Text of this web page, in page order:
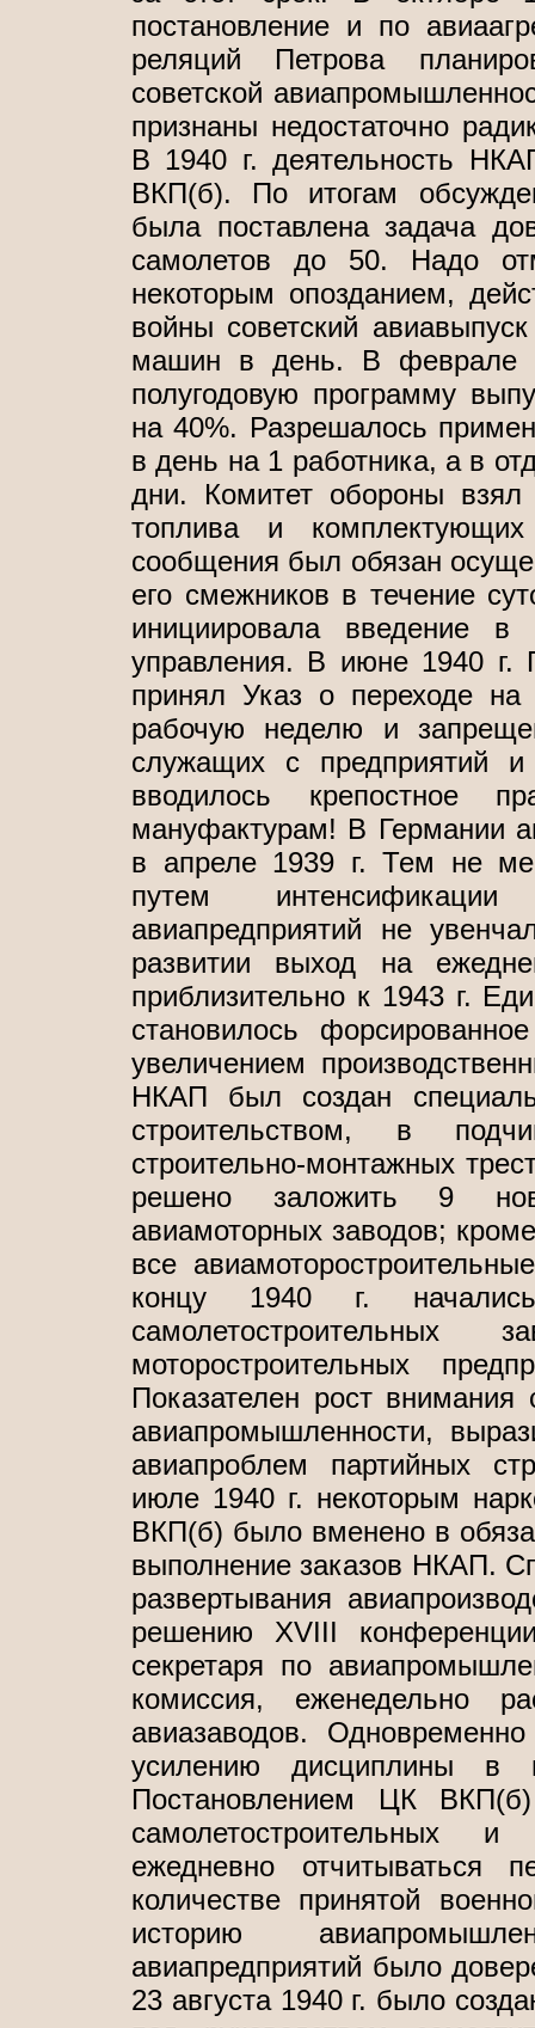
постановление и по
реляций Петрова
советской
признаны недостаточно
В 1940 г. деятельность
ВКП(б). По итогам
была поставлена задача
самолетов до 50. Надо
некоторым опозданием,
войны советский
машин в день. В феврале
полугодовую программу
на 40%. Разрешалось
в день на 1 работника, а в
дни. Комитет обороны взял
топлива и
сообщения был обязан
его смежников в течение
инициировала введение в
управления. В июне 1940 г.
принял Указ о переходе
рабочую неделю и
служащих с предприятий
вводилось крепостное
мануфактурам! В Германии
в апреле 1939 г. Тем не
путем
авиапредприятий не
развитии выход на
приблизительно к 1943 г.
становилось
увеличением
НКАП был создан
строительством, в
строительно-монтажных
решено заложить 9
авиамоторных заводов;
все
концу 1940 г.
моторостроительных
Показателен рост внимания
авиапромышленности,
авиапроблем партийных
июле 1940 г. некоторым
ВКП(б) было вменено в
выполнение заказов НКАП.
развертывания
решению XVIII
секретаря по
комиссия, еженедельно
авиазаводов.
усилению дисциплины в
Постановлением ЦК
самолетостроительных
ежедневно
количестве принятой
историю
авиапредприятий было
23 августа 1940 г. было